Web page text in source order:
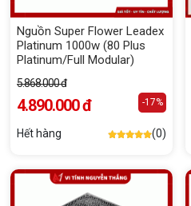
Nguồn Super Flower Leadex
Platinum 1000w (80 Plus
Platinum/Full Modular)
5.868.000 đ
4.890.000 đ -17%
Hết hàng (0)